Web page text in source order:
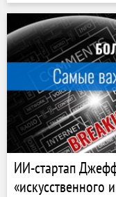
ИИ-стартап
«искусственного